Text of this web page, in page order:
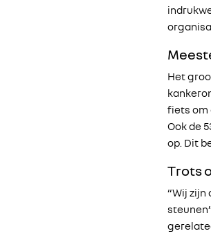
Het
fiets om
Ook de
op. Dit
Trots
“Wij